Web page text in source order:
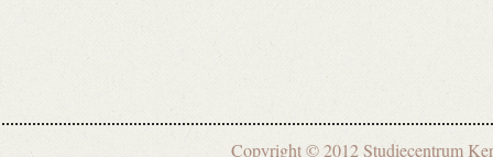
Copyright © 2012 Studiecentrum